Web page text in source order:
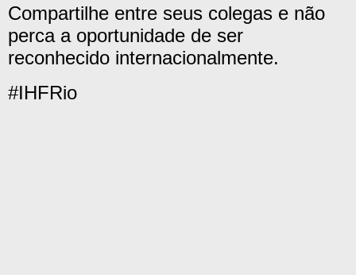
Compartilhe entre seus colegas e não
perca a oportunidade de ser
reconhecido internacionalmente.
#IHFRio